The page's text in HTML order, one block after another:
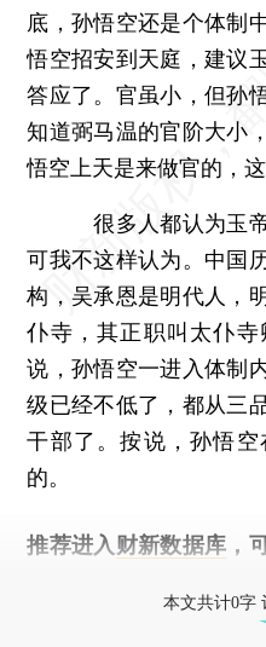
底，孙悟空还是个体制
悟空招安到天庭，建议
答应了。官虽小，但孙
知道弼马温的官阶大小
悟空上天是来做官的，这
很多人都认为玉帝
可我不这样认为。中国
构，吴承恩是明代人，
仆寺，其正职叫太仆
说，孙悟空一进入体制
级已经不低了，都从三
干部了。按说，孙悟
的。
推荐进入 财新数据库 ，
本文共计0字